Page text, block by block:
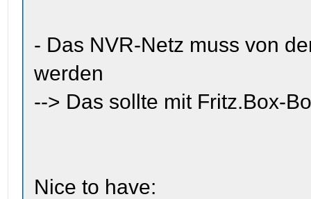
- Das NVR-Netz muss von
werden
--> Das sollte mit Fritz.Box-
Nice to have: